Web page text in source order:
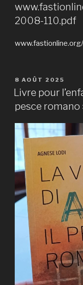
2008-110.pdf
PUBLIÉ
LE
8 AOÛT 2025
Livre pour
pesce romano